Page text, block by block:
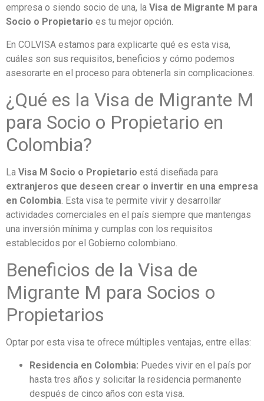
empresa o siendo socio de una, la Visa de Migrante M para
Socio o Propietario es tu mejor opción.
En COLVISA estamos para explicarte qué es esta visa,
cuáles son sus requisitos, beneficios y cómo podemos
asesorarte en el proceso para obtenerla sin complicaciones.
¿Qué es la Visa de Migrante M
para Socio o Propietario en
Colombia?
La Visa M Socio o Propietario está diseñada para
extranjeros que deseen crear o invertir en una empresa
en Colombia. Esta visa te permite vivir y desarrollar
actividades comerciales en el país siempre que mantengas
una inversión mínima y cumplas con los requisitos
establecidos por el Gobierno colombiano.
Beneficios de la Visa de
Migrante M para Socios o
Propietarios
Optar por esta visa te ofrece múltiples ventajas, entre ellas:
Residencia en Colombia: Puedes vivir en el país por
hasta tres años y solicitar la residencia permanente
después de cinco años con esta visa.